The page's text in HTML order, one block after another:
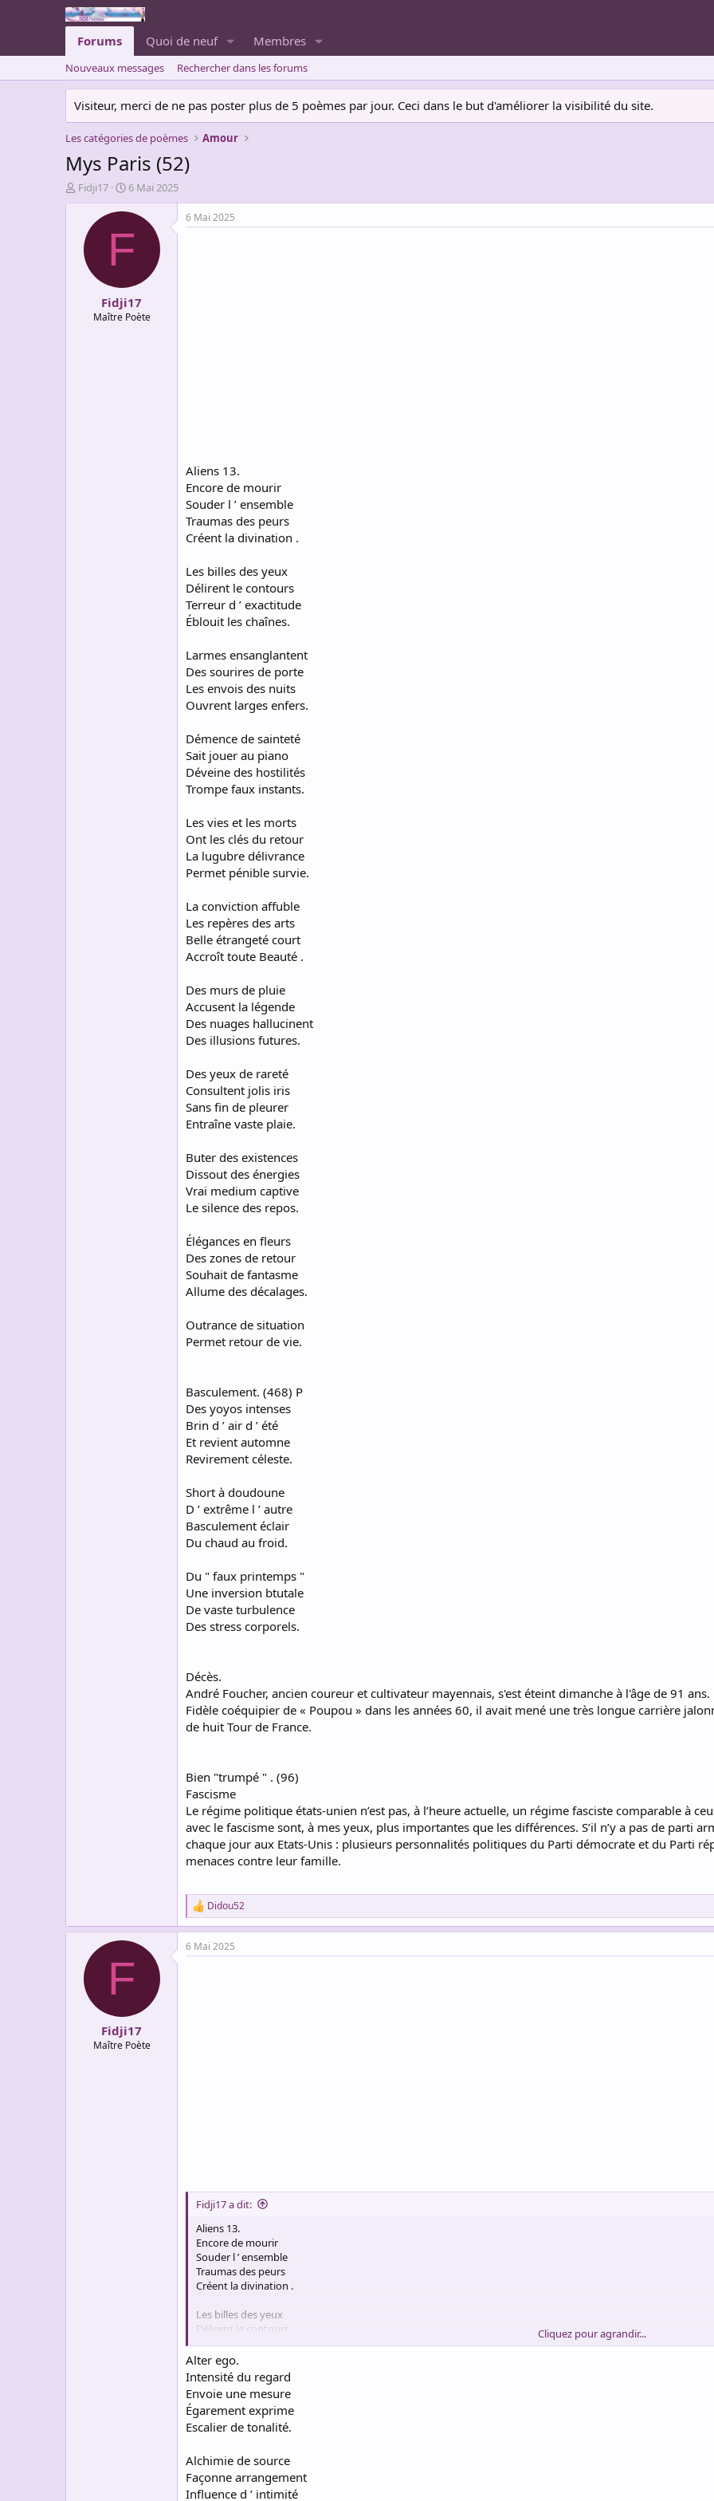
Forums Quoi de neuf Membres
Nouveaux messages Rechercher dans les forums
Visiteur, merci de ne pas poster plus de 5 poèmes par jour. Ceci dans le but d'améliorer la visibilité du site.
Les catégories de poèmes Amour
Mys Paris (52)
A
u
Fidji17
D
a
t
é
b
u
6 Mai 2025
F
Fidji17
Maître Poète
6 Mai 2025
Aliens 13.
Encore de mourir
Souder l ’ ensemble
Traumas des peurs
Créent la divination .
Les billes des yeux
Délirent le contours
Terreur d ’ exactitude
Éblouit les chaînes.
Larmes ensanglantent
Des sourires de porte
Les envois des nuits
Ouvrent larges enfers.
Démence de sainteté
Sait jouer au piano
Déveine des hostilités
Trompe faux instants.
Les vies et les morts
Ont les clés du retour
La lugubre délivrance
Permet pénible survie.
La conviction affuble
Les repères des arts
Belle étrangeté court
Accroît toute Beauté .
Des murs de pluie
Accusent la légende
Des nuages hallucinent
Des illusions futures.
Des yeux de rareté
Consultent jolis iris
Sans fin de pleurer
Entraîne vaste plaie.
Buter des existences
Dissout des énergies
Vrai medium captive
Le silence des repos.
Élégances en fleurs
Des zones de retour
Souhait de fantasme
Allume des décalages.
Outrance de situation
Permet retour de vie.
Basculement. (468) P
Des yoyos intenses
Brin d ’ air d ’ été
Et revient automne
Revirement céleste.
Short à doudoune
D ’ extrême l ’ autre
Basculement éclair
Du chaud au froid.
Du " faux printemps "
Une inversion btutale
De vaste turbulence
Des stress corporels.
Décès.
André Foucher, ancien coureur et cultivateur mayennais, s'est éteint dimanche à l'âge de 91 ans.
Fidèle coéquipier de « Poupou » dans les années 60, il avait mené une très longue carrière
de huit Tour de France.
Bien "trumpé " . (96)
Fascisme
Le régime politique états-unien n’est pas, à l’heure actuelle, un régime fasciste comparable à
avec le fascisme sont, à mes yeux, plus importantes que les différences. S’il n’y a pas de parti
chaque jour aux Etats-Unis : plusieurs personnalités politiques du Parti démocrate et du Parti
menaces contre leur famille.
R
e
a
c
Didou52
F
Fidji17
Maître Poète
6 Mai 2025
Fidji17 a dit:
Aliens 13.
Encore de mourir
Souder l ’ ensemble
Traumas des peurs
Créent la divination .
Les billes des yeux
Délirent le contours
Éblouit les chaînes.
Larmes ensanglantent
Des sourires de porte
Les envois des nuits
Ouvrent larges enfers.
Démence de sainteté
Déveine des hostilités
Cliquez pour agrandir...
Alter ego.
Intensité du regard
Envoie une mesure
Égarement exprime
Escalier de tonalité.
Alchimie de source
Façonne arrangement
Influence d ’ intimité